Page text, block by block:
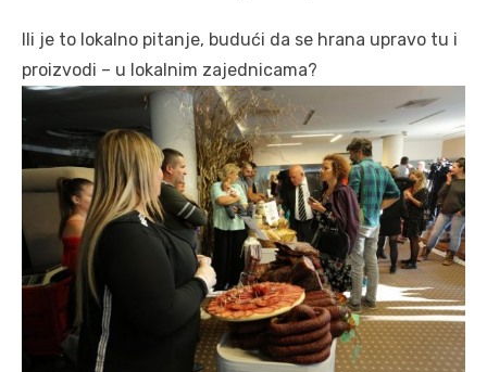
Ili je to lokalno pitanje, budući da se hrana upravo tu i
proizvodi – u lokalnim zajednicama?